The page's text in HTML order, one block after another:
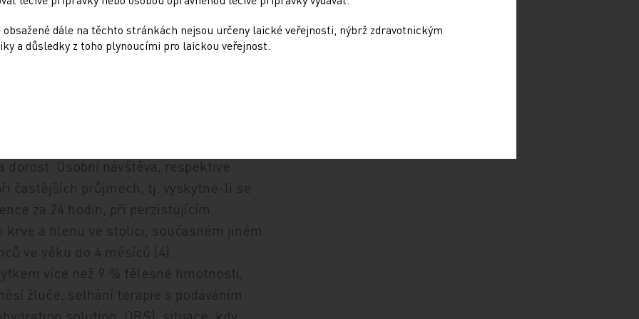
a zvýšené tělesné teploty není pro
k tomu, že laická populace má
řidší konzistence, je při diagnostice
Inkubační doba je krátká, většinou
je možné léčit AGE v domácích
postup na základě telefonické
Osobní návštěva, respektive
častějších průjmech, tj. vyskytne-li se
za 24 hodin, při perzistujícím
a hlenu ve stolici, současném jiném
ve věku do 4 měsíců [4].
více než 9 % tělesné hmotnosti,
žluče, selhání terapie s podáváním
solution, ORS), situace, kdy
dále na těchto stránkách nejsou určeny laické veřejnosti, nýbrž zdravotnickým
a důsledky z toho plynoucími pro laickou veřejnost.